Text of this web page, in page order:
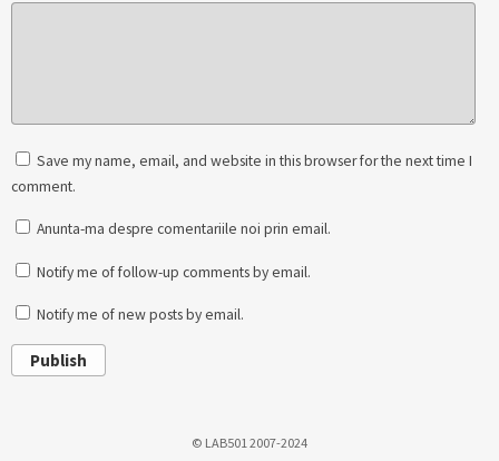
Save my name, email, and website in this browser for the next time I
comment.
Anunta-ma despre comentariile noi prin email.
Notify me of follow-up comments by email.
Notify me of new posts by email.
Publish
© LAB501 2007-2024